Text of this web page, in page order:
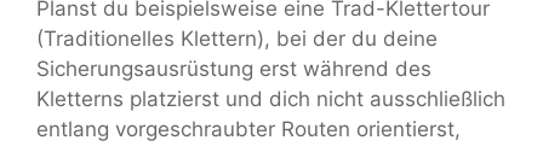
Planst du beispielsweise eine Trad-Klettertour
(Traditionelles Klettern), bei der du deine
Sicherungsausrüstung erst während des
Kletterns platzierst und dich nicht ausschließlich
entlang vorgeschraubter Routen orientierst,